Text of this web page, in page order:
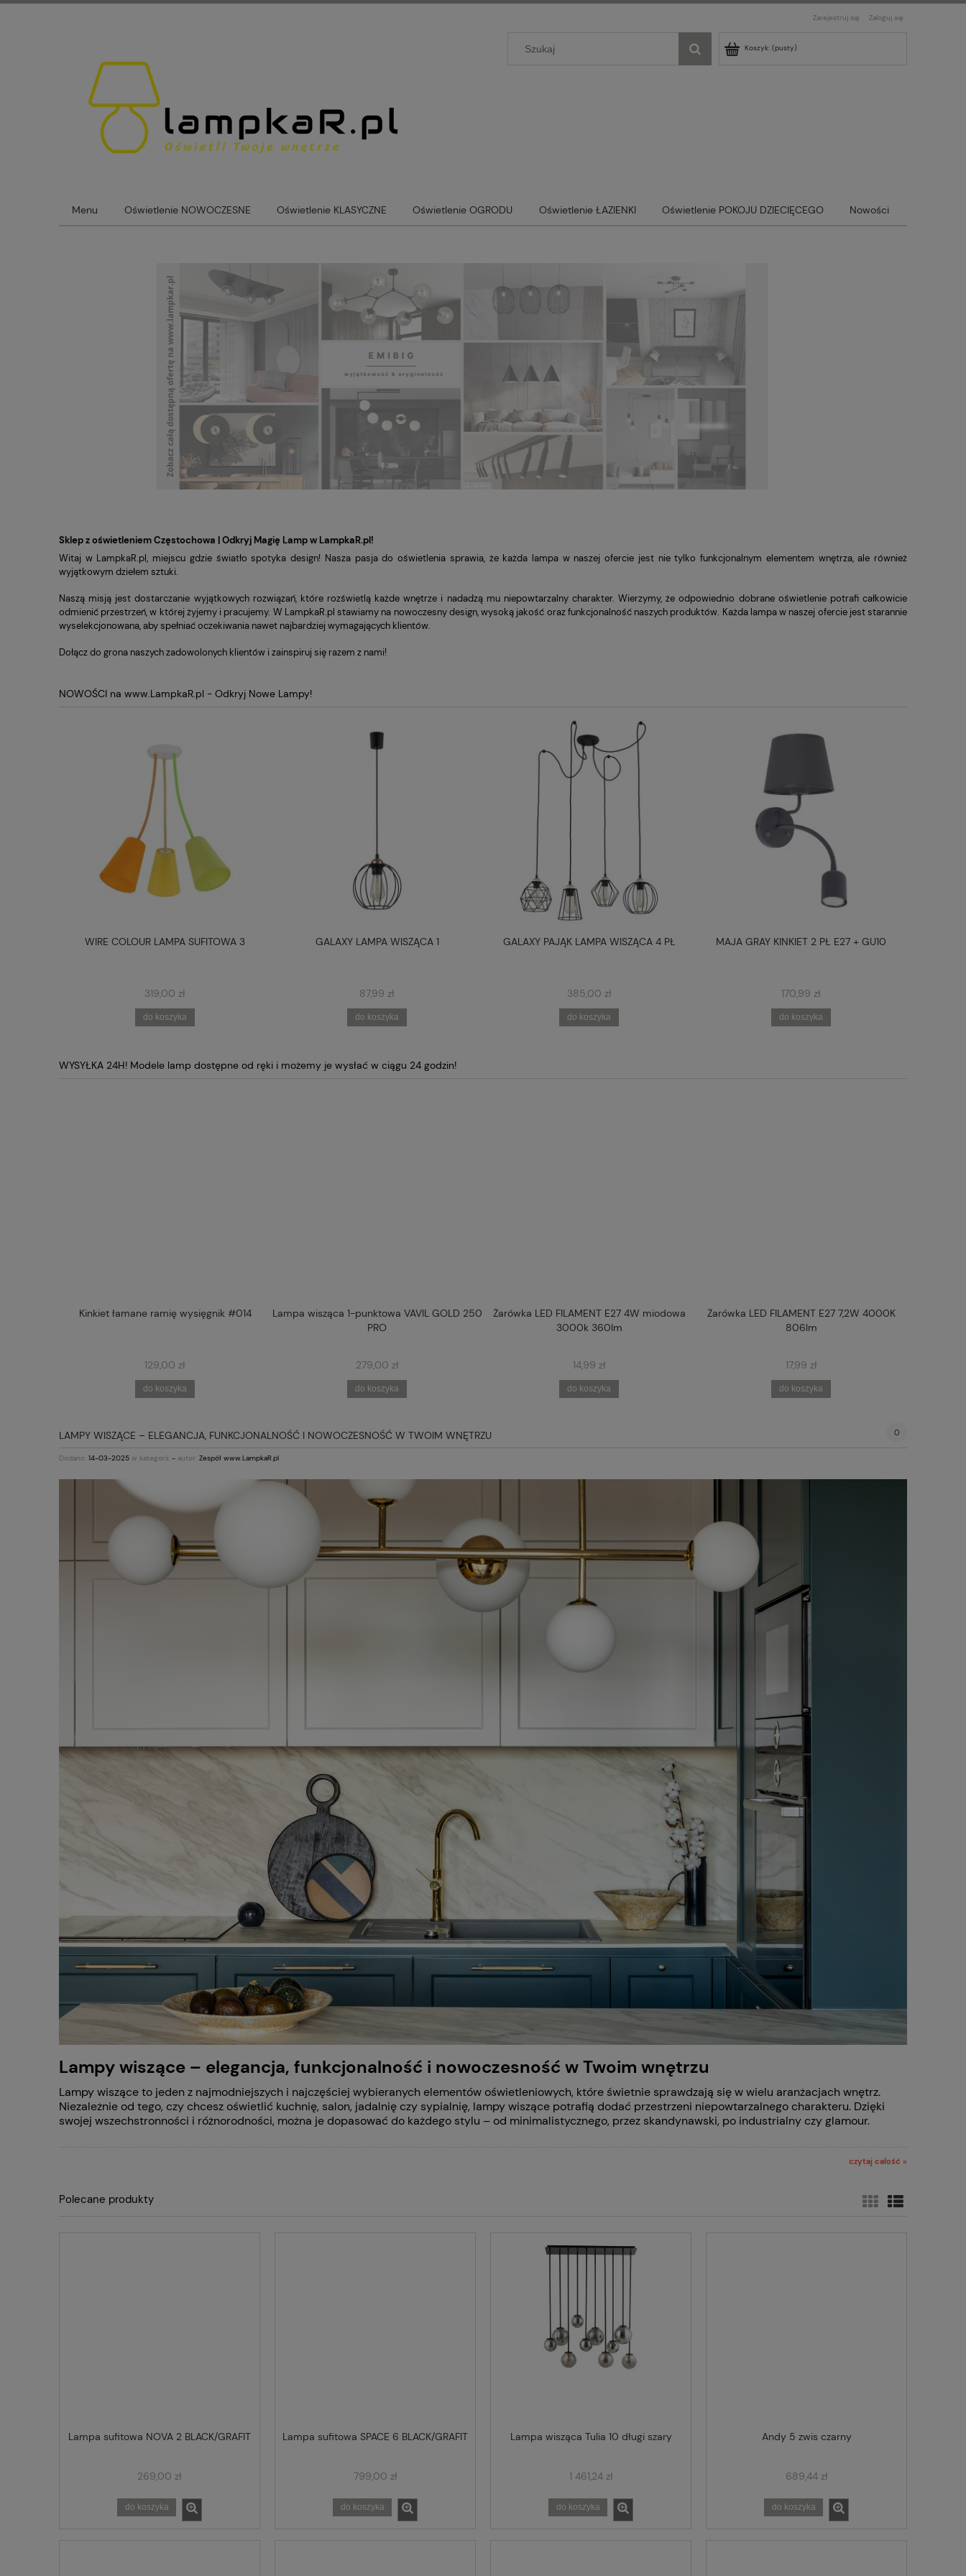
Zarejestruj się Zaloguj się
Koszyk: (pusty)
Menu Oświetlenie NOWOCZESNE Oświetlenie KLASYCZNE Oświetlenie OGRODU Oświetlenie ŁAZIENKI Oświetlenie POKOJU DZIECIĘCEGO Nowości
Sklep z oświetleniem Częstochowa | Odkryj Magię Lamp w LampkaR.pl!
Witaj w LampkaR.pl, miejscu gdzie światło spotyka design! Nasza pasja do oświetlenia sprawia, że każda lampa w naszej ofercie jest nie tylko funkcjonalnym elementem wnętrza, ale również
wyjątkowym dziełem sztuki.
Naszą misją jest dostarczanie wyjątkowych rozwiązań, które rozświetlą każde wnętrze i nadadzą mu niepowtarzalny charakter. Wierzymy, że odpowiednio dobrane oświetlenie potrafi całkowicie
odmienić przestrzeń, w której żyjemy i pracujemy. W LampkaR.pl stawiamy na nowoczesny design, wysoką jakość oraz funkcjonalność naszych produktów. Każda lampa w naszej ofercie jest starannie
wyselekcjonowana, aby spełniać oczekiwania nawet najbardziej wymagających klientów.
Dołącz do grona naszych zadowolonych klientów i zainspiruj się razem z nami!
NOWOŚCI na www.LampkaR.pl - Odkryj Nowe Lampy!
WIRE COLOUR LAMPA SUFITOWA 3
319,00 zł
do koszyka
GALAXY LAMPA WISZĄCA 1
87,99 zł
do koszyka
GALAXY PAJĄK LAMPA WISZĄCA 4 PŁ
385,00 zł
do koszyka
MAJA GRAY KINKIET 2 PŁ E27 + GU10
170,99 zł
do koszyka
WYSYŁKA 24H! Modele lamp dostępne od ręki i możemy je wysłać w ciągu 24 godzin!
Kinkiet łamane ramię wysięgnik #014
129,00 zł
do koszyka
Lampa wisząca 1-punktowa VAVIL GOLD 250
PRO
279,00 zł
do koszyka
Żarówka LED FILAMENT E27 4W miodowa
3000k 360lm
14,99 zł
do koszyka
Żarówka LED FILAMENT E27 7,2W 4000K
806lm
17,99 zł
do koszyka
LAMPY WISZĄCE – ELEGANCJA, FUNKCJONALNOŚĆ I NOWOCZESNOŚĆ W TWOIM WNĘTRZU 0
Lampy wiszące – elegancja, funkcjonalność i nowoczesność w Twoim wnętrzu
Lampy wiszące to jeden z najmodniejszych i najczęściej wybieranych elementów oświetleniowych, które świetnie sprawdzają się w wielu aranżacjach wnętrz.
Niezależnie od tego, czy chcesz oświetlić kuchnię, salon, jadalnię czy sypialnię, lampy wiszące potrafią dodać przestrzeni niepowtarzalnego charakteru. Dzięki
swojej wszechstronności i różnorodności, można je dopasować do każdego stylu – od minimalistycznego, przez skandynawski, po industrialny czy glamour.
czytaj całość »
Polecane produkty
Lampa sufitowa NOVA 2 BLACK/GRAFIT
269,00 zł
do koszyka
Lampa sufitowa SPACE 6 BLACK/GRAFIT
799,00 zł
do koszyka
Lampa wisząca Tulia 10 długi szary
1 461,24 zł
do koszyka
Andy 5 zwis czarny
689,44 zł
do koszyka